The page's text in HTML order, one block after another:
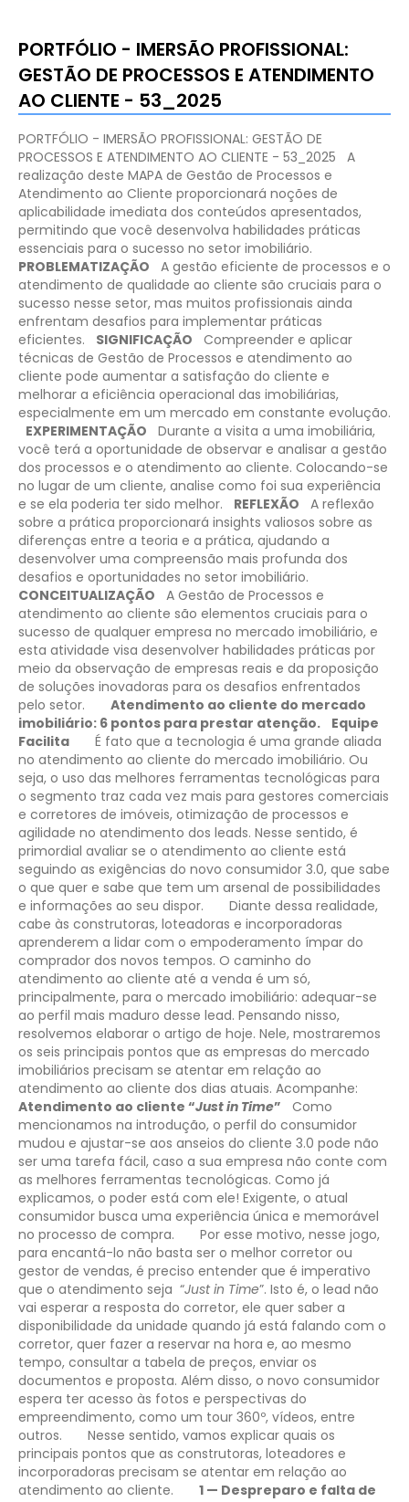
PORTFÓLIO - IMERSÃO PROFISSIONAL:
GESTÃO DE PROCESSOS E ATENDIMENTO
AO CLIENTE - 53_2025
PORTFÓLIO - IMERSÃO PROFISSIONAL: GESTÃO DE
PROCESSOS E ATENDIMENTO AO CLIENTE - 53_2025
A
realização deste MAPA de Gestão de Processos e
Atendimento ao Cliente proporcionará noções de
aplicabilidade imediata dos conteúdos apresentados,
permitindo que você desenvolva habilidades práticas
essenciais para o sucesso no setor imobiliário.
PROBLEMATIZAÇÃO
A gestão eficiente de processos e o
atendimento de qualidade ao cliente são cruciais para o
sucesso nesse setor, mas muitos profissionais ainda
enfrentam desafios para implementar práticas
eficientes.
SIGNIFICAÇÃO
Compreender e aplicar
técnicas de Gestão de Processos e atendimento ao
cliente pode aumentar a satisfação do cliente e
melhorar a eficiência operacional das imobiliárias,
especialmente em um mercado em constante evolução.
EXPERIMENTAÇÃO
Durante a visita a uma imobiliária,
você terá a oportunidade de observar e analisar a gestão
dos processos e o atendimento ao cliente. Colocando-se
no lugar de um cliente, analise como foi sua experiência
e se ela poderia ter sido melhor.
REFLEXÃO
A reflexão
sobre a prática proporcionará insights valiosos sobre as
diferenças entre a teoria e a prática, ajudando a
desenvolver uma compreensão mais profunda dos
desafios e oportunidades no setor imobiliário.
CONCEITUALIZAÇÃO
A Gestão de Processos e
atendimento ao cliente são elementos cruciais para o
sucesso de qualquer empresa no mercado imobiliário, e
esta atividade visa desenvolver habilidades práticas por
meio da observação de empresas reais e da proposição
de soluções inovadoras para os desafios enfrentados
pelo setor.
Atendimento ao cliente do mercado
imobiliário: 6 pontos para prestar atenção.
Equipe
Facilita
É fato que a tecnologia é uma grande aliada
no atendimento ao cliente do mercado imobiliário. Ou
seja, o uso das melhores ferramentas tecnológicas para
o segmento traz cada vez mais para gestores comerciais
e corretores de imóveis, otimização de processos e
agilidade no atendimento dos leads. Nesse sentido, é
primordial avaliar se o atendimento ao cliente está
seguindo as exigências do novo consumidor 3.0, que sabe
o que quer e sabe que tem um arsenal de possibilidades
e informações ao seu dispor.
Diante dessa realidade,
cabe às construtoras, loteadoras e incorporadoras
aprenderem a lidar com o empoderamento ímpar do
comprador dos novos tempos. O caminho do
atendimento ao cliente até a venda é um só,
principalmente, para o mercado imobiliário: adequar-se
ao perfil mais maduro desse lead. Pensando nisso,
resolvemos elaborar o artigo de hoje. Nele, mostraremos
os seis principais pontos que as empresas do mercado
imobiliários precisam se atentar em relação ao
atendimento ao cliente dos dias atuais. Acompanhe:
Atendimento ao cliente “Just in Time”
Como
mencionamos na introdução, o perfil do consumidor
mudou e ajustar-se aos anseios do cliente 3.0 pode não
ser uma tarefa fácil, caso a sua empresa não conte com
as melhores ferramentas tecnológicas. Como já
explicamos, o poder está com ele! Exigente, o atual
consumidor busca uma experiência única e memorável
no processo de compra.
Por esse motivo, nesse jogo,
para encantá-lo não basta ser o melhor corretor ou
gestor de vendas, é preciso entender que é imperativo
que o atendimento seja “Just in Time”. Isto é, o lead não
vai esperar a resposta do corretor, ele quer saber a
disponibilidade da unidade quando já está falando com o
corretor, quer fazer a reservar na hora e, ao mesmo
tempo, consultar a tabela de preços, enviar os
documentos e proposta. Além disso, o novo consumidor
espera ter acesso às fotos e perspectivas do
empreendimento, como um tour 360º, vídeos, entre
outros.
Nesse sentido, vamos explicar quais os
principais pontos que as construtoras, loteadores e
incorporadoras precisam se atentar em relação ao
atendimento ao cliente.
1 — Despreparo e falta de